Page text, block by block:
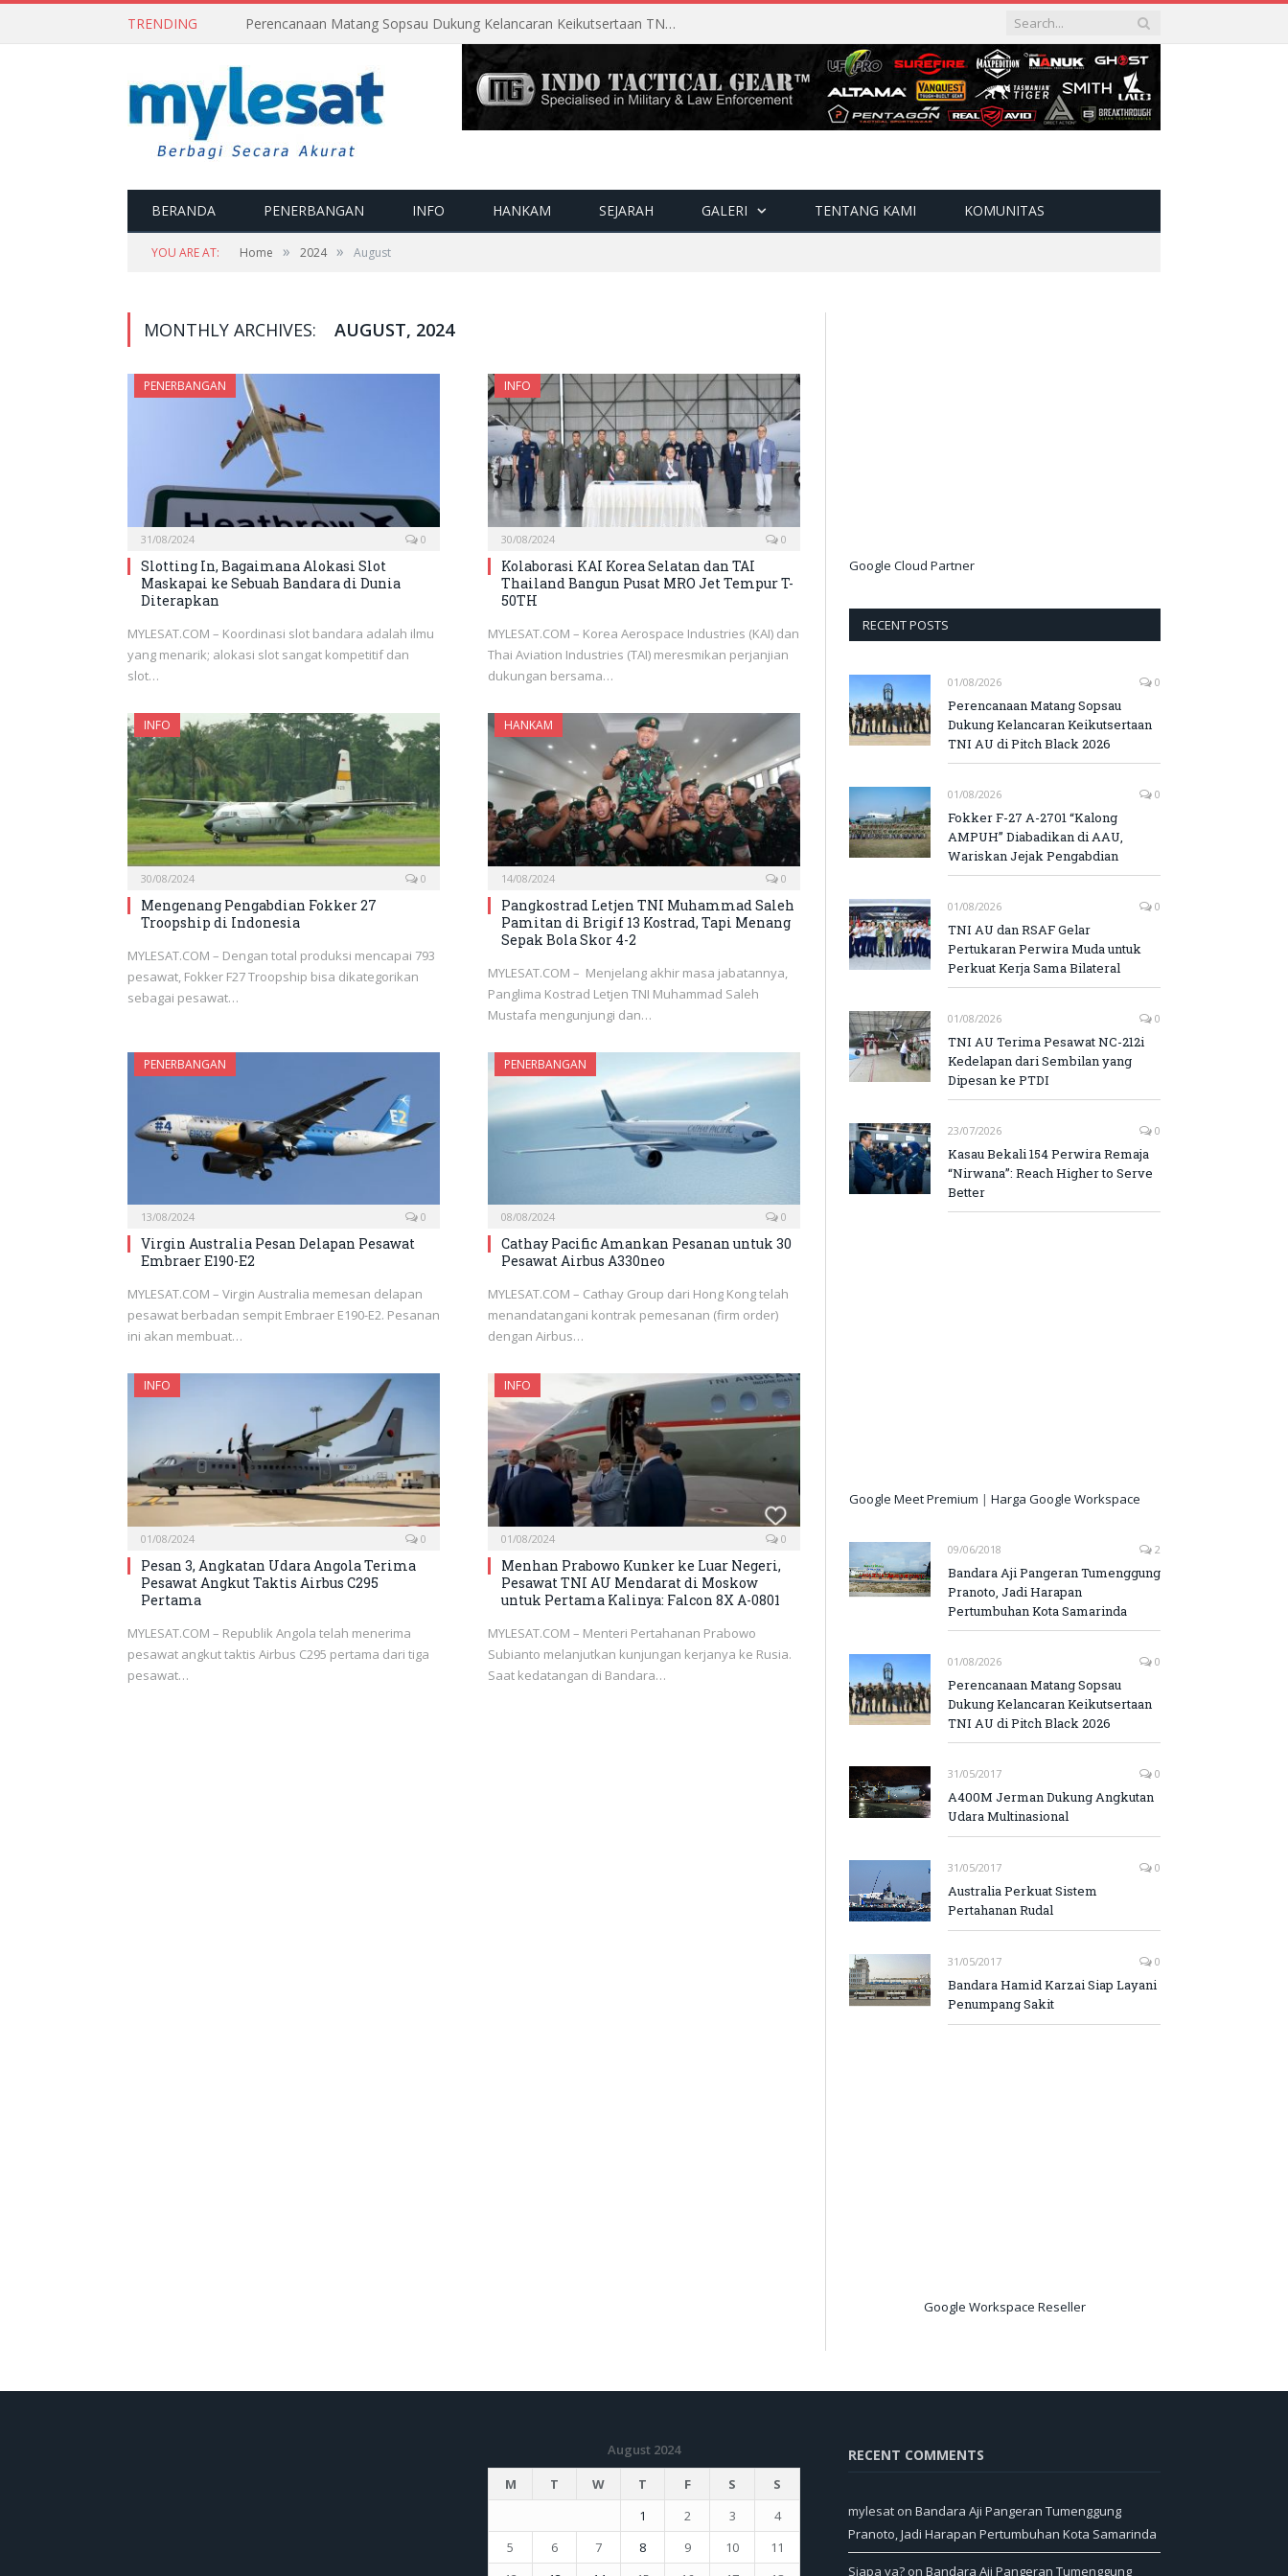
TRENDING Perencanaan Matang Sopsau Dukung Kelancaran Keikutsertaan TNI AU di Pitch Black 2026
BERANDA PENERBANGAN INFO HANKAM SEJARAH GALERI TENTANG KAMI KOMUNITAS
YOU ARE AT: Home » 2024 » August
MONTHLY ARCHIVES: AUGUST, 2024
PENERBANGAN
31/08/2024 0
Slotting In, Bagaimana Alokasi Slot
Maskapai ke Sebuah Bandara di Dunia
Diterapkan
MYLESAT.COM – Koordinasi slot bandara adalah ilmu
yang menarik; alokasi slot sangat kompetitif dan
slot…
INFO
30/08/2024 0
Kolaborasi KAI Korea Selatan dan TAI
Thailand Bangun Pusat MRO Jet Tempur T-
50TH
MYLESAT.COM – Korea Aerospace Industries (KAI) dan
Thai Aviation Industries (TAI) meresmikan perjanjian
dukungan bersama…
INFO
30/08/2024 0
Mengenang Pengabdian Fokker 27
Troopship di Indonesia
MYLESAT.COM – Dengan total produksi mencapai 793
pesawat, Fokker F27 Troopship bisa dikategorikan
sebagai pesawat…
HANKAM
14/08/2024 0
Pangkostrad Letjen TNI Muhammad Saleh
Pamitan di Brigif 13 Kostrad, Tapi Menang
Sepak Bola Skor 4-2
MYLESAT.COM – Menjelang akhir masa jabatannya,
Panglima Kostrad Letjen TNI Muhammad Saleh
Mustafa mengunjungi dan…
PENERBANGAN
13/08/2024 0
Virgin Australia Pesan Delapan Pesawat
Embraer E190-E2
MYLESAT.COM – Virgin Australia memesan delapan
pesawat berbadan sempit Embraer E190-E2. Pesanan
ini akan membuat…
PENERBANGAN
08/08/2024 0
Cathay Pacific Amankan Pesanan untuk 30
Pesawat Airbus A330neo
MYLESAT.COM – Cathay Group dari Hong Kong telah
menandatangani kontrak pemesanan (firm order)
dengan Airbus…
INFO
01/08/2024 0
Pesan 3, Angkatan Udara Angola Terima
Pesawat Angkut Taktis Airbus C295
Pertama
MYLESAT.COM – Republik Angola telah menerima
pesawat angkut taktis Airbus C295 pertama dari tiga
pesawat…
INFO
01/08/2024 0
Menhan Prabowo Kunker ke Luar Negeri,
Pesawat TNI AU Mendarat di Moskow
untuk Pertama Kalinya: Falcon 8X A-0801
MYLESAT.COM – Menteri Pertahanan Prabowo
Subianto melanjutkan kunjungan kerjanya ke Rusia.
Saat kedatangan di Bandara…
Google Cloud Partner
RECENT POSTS
01/08/2026 0
Perencanaan Matang Sopsau
Dukung Kelancaran Keikutsertaan
TNI AU di Pitch Black 2026
01/08/2026 0
Fokker F-27 A-2701 “Kalong
AMPUH” Diabadikan di AAU,
Wariskan Jejak Pengabdian
01/08/2026 0
TNI AU dan RSAF Gelar
Pertukaran Perwira Muda untuk
Perkuat Kerja Sama Bilateral
01/08/2026 0
TNI AU Terima Pesawat NC-212i
Kedelapan dari Sembilan yang
Dipesan ke PTDI
23/07/2026 0
Kasau Bekali 154 Perwira Remaja
“Nirwana”: Reach Higher to Serve
Better
Google Meet Premium | Harga Google Workspace
09/06/2018 2
Bandara Aji Pangeran Tumenggung
Pranoto, Jadi Harapan
Pertumbuhan Kota Samarinda
01/08/2026 0
Perencanaan Matang Sopsau
Dukung Kelancaran Keikutsertaan
TNI AU di Pitch Black 2026
31/05/2017 0
A400M Jerman Dukung Angkutan
Udara Multinasional
31/05/2017 0
Australia Perkuat Sistem
Pertahanan Rudal
31/05/2017 0
Bandara Hamid Karzai Siap Layani
Penumpang Sakit
Google Workspace Reseller
August 2024
M
T W T F S
S
1
2 3
4
5
6 7 8 9 10
11
RECENT COMMENTS
mylesat on Bandara Aji Pangeran Tumenggung
Pranoto, Jadi Harapan Pertumbuhan Kota Samarinda
Siapa ya? on Bandara Aji Pangeran Tumenggung